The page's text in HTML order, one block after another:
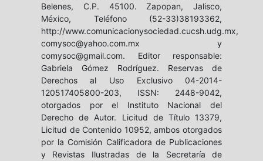
Belenes, C.P. 45100. Zapopan, Jalisco,
México, Teléfono (52-33)38193362,
http://www.comunicacionysociedad.cucsh.udg.mx,
comysoc@yahoo.com.mx y
comysoc@gmail.com. Editor responsable:
Gabriela Gómez Rodríguez. Reservas de
Derechos al Uso Exclusivo 04-2014-
120517405800-203, ISSN: 2448-9042,
otorgados por el Instituto Nacional del
Derecho de Autor. Licitud de Título 13379,
Licitud de Contenido 10952, ambos otorgados
por la Comisión Calificadora de Publicaciones
y Revistas Ilustradas de la Secretaría de